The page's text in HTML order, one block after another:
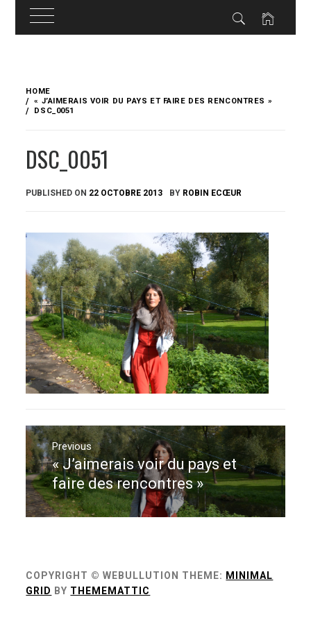
content
HOME
« J’AIMERAIS VOIR DU PAYS ET FAIRE DES RENCONTRES »
DSC_0051
DSC_0051
PUBLISHED ON 22 OCTOBRE 2013 BY ROBIN ECŒUR
Navigation
de
l’article
Previous
Previous
post:
« J’aimerais voir du pays et
faire des rencontres »
COPYRIGHT © WEBULLUTION THEME: MINIMAL
GRID BY THEMEMATTIC